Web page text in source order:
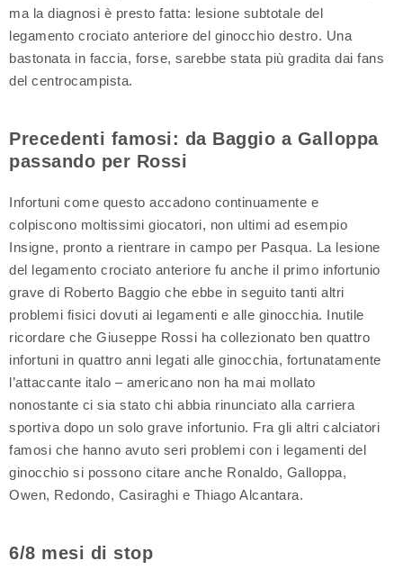
ma la diagnosi è presto fatta: lesione subtotale del
legamento crociato anteriore del ginocchio destro. Una
bastonata in faccia, forse, sarebbe stata più gradita dai fans
del centrocampista.
Precedenti famosi: da Baggio a Galloppa
passando per Rossi
Infortuni come questo accadono continuamente e
colpiscono moltissimi giocatori, non ultimi ad esempio
Insigne, pronto a rientrare in campo per Pasqua. La lesione
del legamento crociato anteriore fu anche il primo infortunio
grave di Roberto Baggio che ebbe in seguito tanti altri
problemi fisici dovuti ai legamenti e alle ginocchia. Inutile
ricordare che Giuseppe Rossi ha collezionato ben quattro
infortuni in quattro anni legati alle ginocchia, fortunatamente
l’attaccante italo – americano non ha mai mollato
nonostante ci sia stato chi abbia rinunciato alla carriera
sportiva dopo un solo grave infortunio. Fra gli altri calciatori
famosi che hanno avuto seri problemi con i legamenti del
ginocchio si possono citare anche Ronaldo, Galloppa,
Owen, Redondo, Casiraghi e Thiago Alcantara.
6/8 mesi di stop